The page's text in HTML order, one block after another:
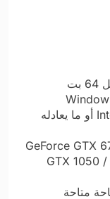
GeForce GTX
GTX 1050